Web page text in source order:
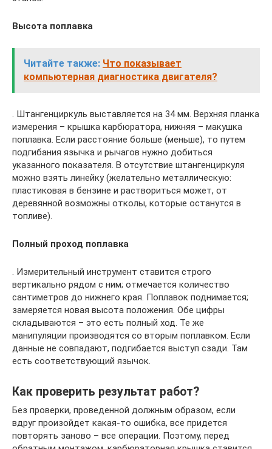
Высота поплавка
Читайте также: Что показывает
компьютерная диагностика двигателя?
. Штангенциркуль выставляется на 34 мм. Верхняя планка
измерения – крышка карбюратора, нижняя – макушка
поплавка. Если расстояние больше (меньше), то путем
подгибания язычка и рычагов нужно добиться
указанного показателя. В отсутствие штангенциркуля
можно взять линейку (желательно металлическую:
пластиковая в бензине и раствориться может, от
деревянной возможны отколы, которые останутся в
топливе).
Полный проход поплавка
. Измерительный инструмент ставится строго
вертикально рядом с ним; отмечается количество
сантиметров до нижнего края. Поплавок поднимается;
замеряется новая высота положения. Обе цифры
складываются – это есть полный ход. Те же
манипуляции производятся со вторым поплавком. Если
данные не совпадают, подгибается выступ сзади. Там
есть соответствующий язычок.
Как проверить результат работ?
Без проверки, проведенной должным образом, если
вдруг произойдет какая-то ошибка, все придется
повторять заново – все операции. Поэтому, перед